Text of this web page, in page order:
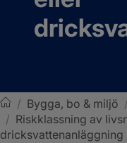
Sotenäs kommun
/ Bygga, bo & miljö /
/ Riskklassning av
dricksvattenanläggning